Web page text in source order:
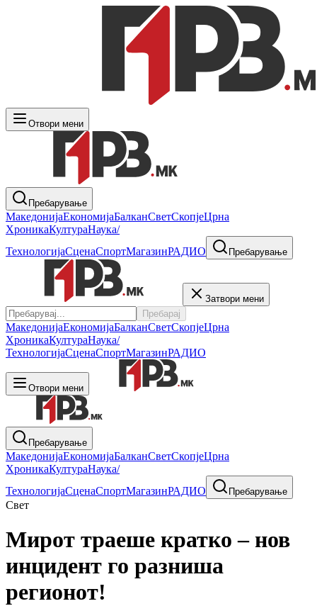
Отвори мени
Пребарување
МакедонијаЕкономијаБалканСветСкопјеЦрна
ХроникаКултураНаука/
ТехнологијаСценаСпортМагазинРАДИО Пребарување
Затвори мени
Пребарај
МакедонијаЕкономијаБалканСветСкопјеЦрна
ХроникаКултураНаука/
ТехнологијаСценаСпортМагазинРАДИО
Отвори мени
Пребарување
МакедонијаЕкономијаБалканСветСкопјеЦрна
ХроникаКултураНаука/
ТехнологијаСценаСпортМагазинРАДИО Пребарување
Свет
Мирот траеше кратко – нов
инцидент го разниша
регионот!